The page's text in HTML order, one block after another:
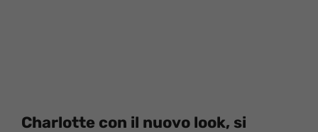
Charlotte con il nuovo look, si